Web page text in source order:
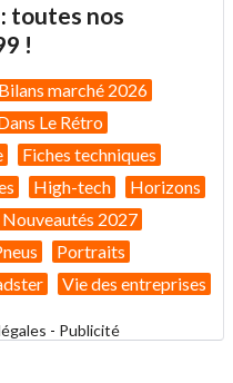
toutes nos
!
Bilans marché 2026
Le Rétro
Fiches techniques
High-tech
Horizons
Nouveautés 2027
Portraits
Vie des entreprises
- Publicité